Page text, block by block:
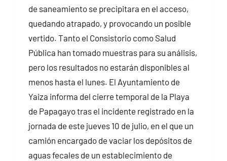
de saneamiento se precipitara en el acceso,
quedando atrapado, y provocando un posible
vertido. Tanto el Consistorio como Salud
Pública han tomado muestras para su análisis,
pero los resultados no estarán disponibles al
menos hasta el lunes. El Ayuntamiento de
Yaiza informa del cierre temporal de la Playa
de Papagayo tras el incidente registrado en la
jornada de este jueves 10 de julio, en el que un
camión encargado de vaciar los depósitos de
aguas fecales de un establecimiento de